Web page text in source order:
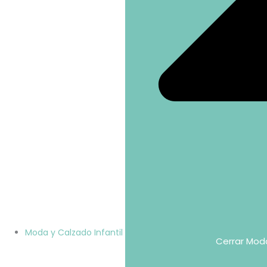
Moda y Calzado Infantil
Cerrar